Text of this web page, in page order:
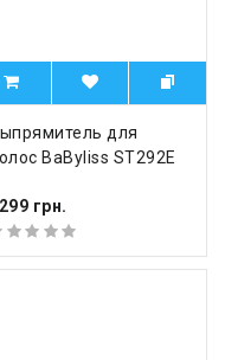
для
BaByliss ST292E
грн.